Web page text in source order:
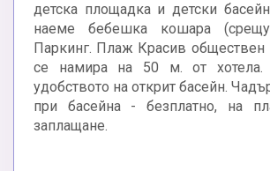
детска площадка и детски
наеме бебешка кошара (срещу
Паркинг. Плаж Красив обществен
се намира на 50 м. от хотела.
удобството на открит басейн.
при басейна - безплатно, на
заплащане.